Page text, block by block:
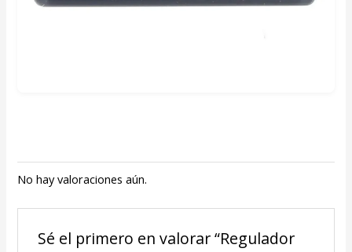
No hay valoraciones aún.
Sé el primero en valorar “Regulador